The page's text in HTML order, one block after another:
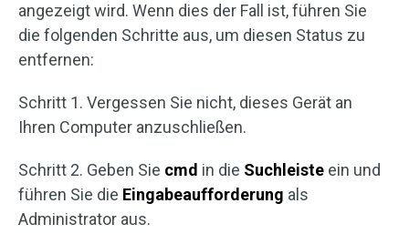
angezeigt wird. Wenn dies der Fall ist, führen Sie
die folgenden Schritte aus, um diesen Status zu
entfernen:
Schritt 1. Vergessen Sie nicht, dieses Gerät an
Ihren Computer anzuschließen.
Schritt 2. Geben Sie cmd in die Suchleiste ein und
führen Sie die Eingabeaufforderung als
Administrator aus.